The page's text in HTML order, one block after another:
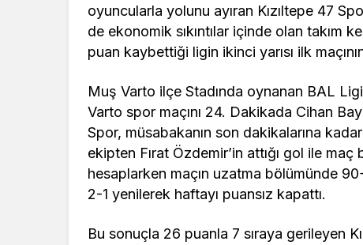
oyuncularla yolunu ayıran Kızıltepe 47
de ekonomik sıkıntılar içinde olan takım
puan kaybettiği ligin ikinci yarısı ilk
Muş Varto ilçe Stadında oynanan BAL
Varto spor maçını 24. Dakikada Cihan
Spor, müsabakanın son dakikalarına
ekipten Fırat Özdemir’in attığı gol ile
hesaplarken maçın uzatma bölümünde
2-1 yenilerek haftayı puansız kapattı.
Bu sonuçla 26 puanla 7 sıraya gerileyen